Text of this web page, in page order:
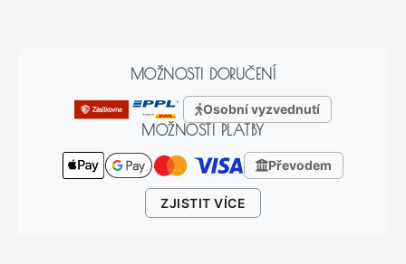
MOŽNOSTI DORUČENÍ
Osobní vyzvednutí
MOŽNOSTI PLATBY
Převodem
ZJISTIT VÍCE